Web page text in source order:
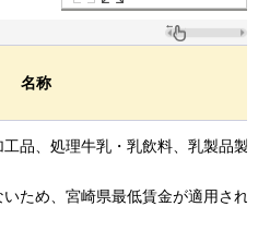
名称
品、処理牛乳・乳飲料、乳製品製
いため、宮崎県最低賃金が適用され